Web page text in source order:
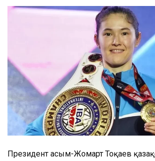
Президент Қасым-Жомарт Тоқаев